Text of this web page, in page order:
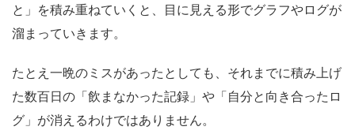
と」を積み重ねていくと、目に見える形でグラフやログが
溜まっていきます。
たとえ一晩のミスがあったとしても、それまでに積み上げ
た数百日の「飲まなかった記録」や「自分と向き合ったロ
グ」が消えるわけではありません。